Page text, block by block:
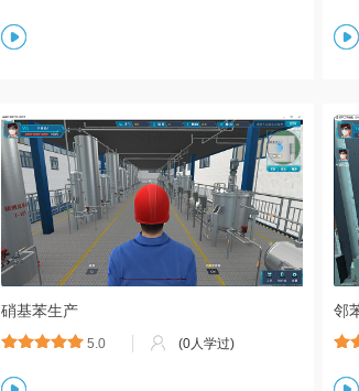
硝基苯生产
5.0 (0人学过)
邻